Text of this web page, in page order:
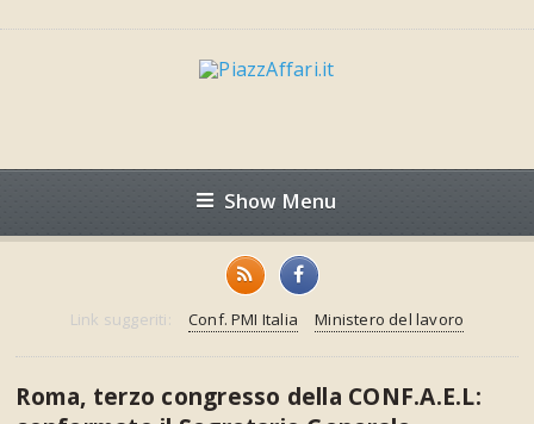
Show Menu
Link suggeriti: Conf. PMI Italia Ministero del lavoro
Roma, terzo congresso della CONF.A.E.L: